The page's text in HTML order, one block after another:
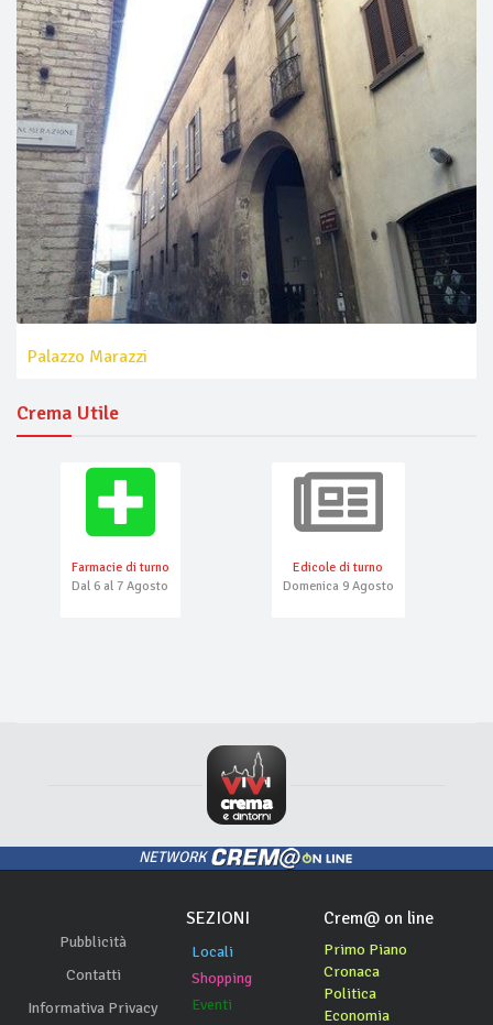
Palazzo Marazzi
Crema Utile
Farmacie di turno
Dal 6 al 7 Agosto
Edicole di turno
Domenica 9 Agosto
NETWORK
Pubblicità
Contatti
Informativa Privacy
SEZIONI
Locali
Shopping
Eventi
Crem@ on line
Primo Piano
Cronaca
Politica
Economia